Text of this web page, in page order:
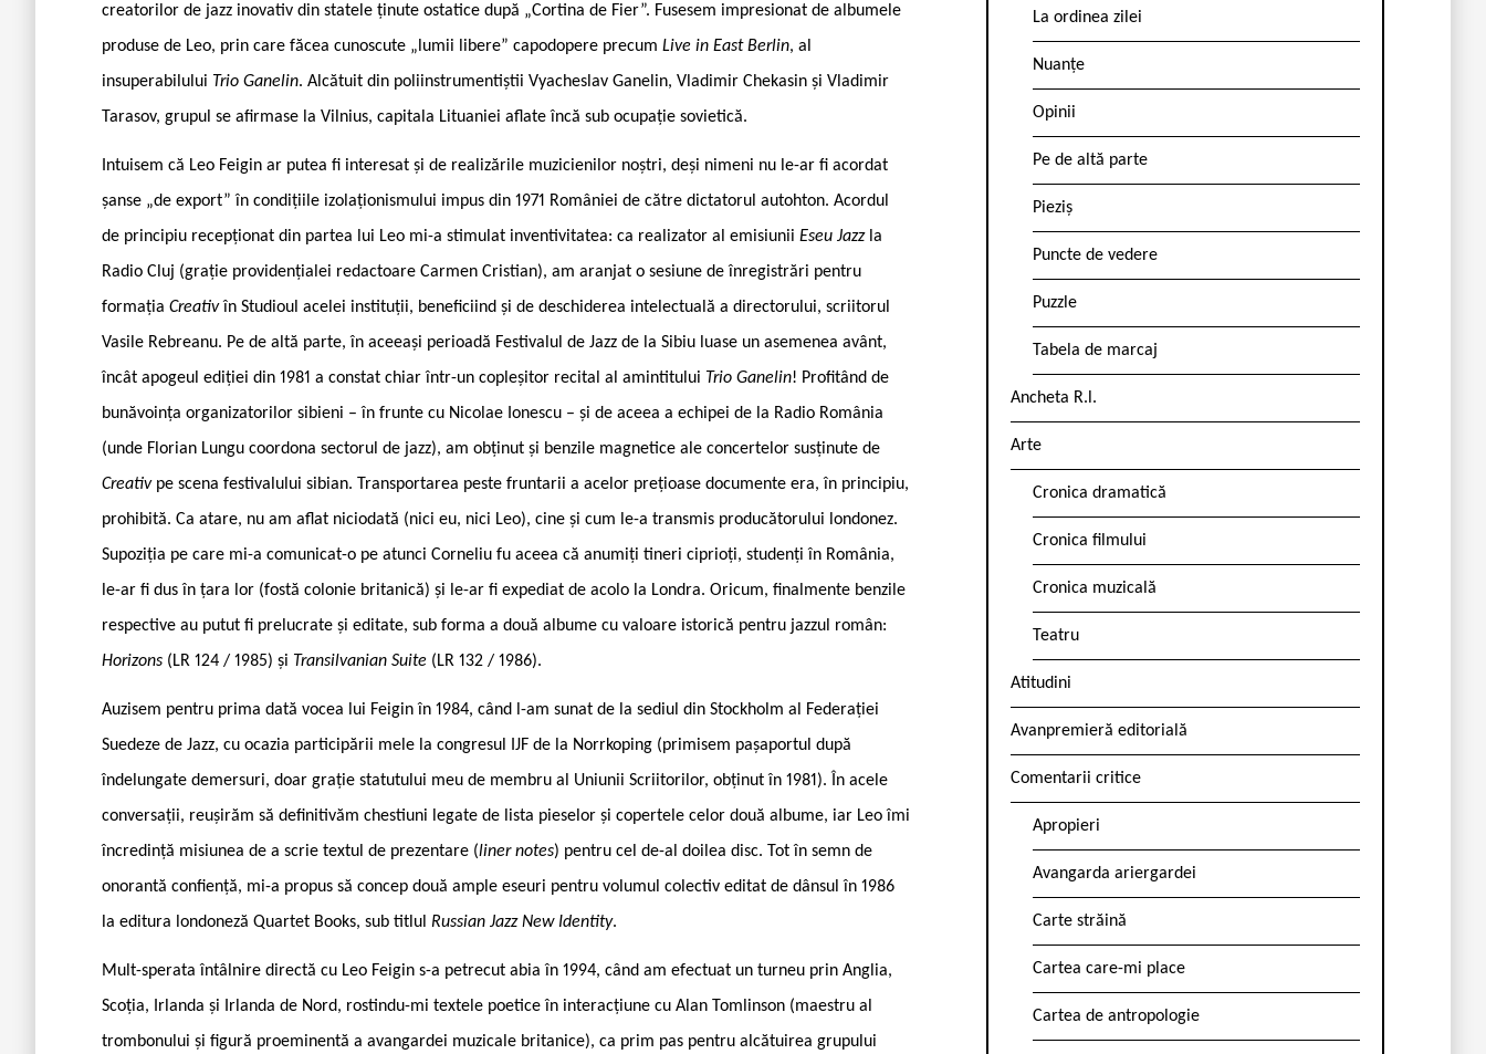
creatorilor de jazz inovativ din statele ținute ostatice după „Cortina de Fier”. Fusesem impresionat de albumele
produse de Leo, prin care făcea cunoscute „lumii libere” capodopere precum Live in East Berlin, al
insuperabilului Trio Ganelin. Alcătuit din poliinstrumentiștii Vyacheslav Ganelin, Vladimir Chekasin și Vladimir
Tarasov, grupul se afirmase la Vilnius, capitala Lituaniei aflate încă sub ocupație sovietică.
Intuisem că Leo Feigin ar putea fi interesat și de realizările muzicienilor noștri, deși nimeni nu le-ar fi acordat
șanse „de export” în condițiile izolaționismului impus din 1971 României de către dictatorul autohton. Acordul
de principiu recepționat din partea lui Leo mi-a stimulat inventivitatea: ca realizator al emisiunii Eseu Jazz la
Radio Cluj (grație providențialei redactoare Carmen Cristian), am aranjat o sesiune de înregistrări pentru
formația Creativîn Studioul acelei instituții, beneficiind și de deschiderea intelectuală a directorului, scriitorul
Vasile Rebreanu. Pe de altă parte, în aceeași perioadă Festivalul de Jazz de la Sibiu luase un asemenea avânt,
încât apogeul ediției din 1981 a constat chiar într-un copleșitor recital al amintitului Trio Ganelin! Profitând de
bunăvoința organizatorilor sibieni – în frunte cu Nicolae Ionescu – și de aceea a echipei de la Radio România
(unde Florian Lungu coordona sectorul de jazz), am obținut și benzile magnetice ale concertelor susținute de
Creativ pe scena festivalului sibian. Transportarea peste fruntarii a acelor prețioase documente era, în principiu,
prohibită. Ca atare, nu am aflat niciodată (nici eu, nici Leo), cine și cum le-a transmis producătorului londonez.
Supoziția pe care mi-a comunicat-o pe atunci Corneliu fu aceea că anumiți tineri ciprioți, studenți în România,
le-ar fi dus în țara lor (fostă colonie britanică) și le-ar fi expediat de acolo la Londra. Oricum, finalmente benzile
respective au putut fi prelucrate și editate, sub forma a două albume cu valoare istorică pentru jazzul român:
Horizons (LR 124 / 1985) și Transilvanian Suite (LR 132 / 1986).
Auzisem pentru prima dată vocea lui Feigin în 1984, când l-am sunat de la sediul din Stockholm al Federației
Suedeze de Jazz, cu ocazia participării mele la congresul IJF de la Norrkoping (primisem pașaportul după
îndelungate demersuri, doar grație statutului meu de membru al Uniunii Scriitorilor, obținut în 1981). În acele
conversații, reușirăm să definitivăm chestiuni legate de lista pieselor și copertele celor două albume, iar Leo îmi
încredință misiunea de a scrie textul de prezentare (liner notes) pentru cel de-al doilea disc. Tot în semn de
onorantă confiență, mi-a propus să concep două ample eseuri pentru volumul colectiv editat de dânsul în 1986
la editura londoneză Quartet Books, sub titlul Russian Jazz New Identity.
Mult-sperata întâlnire directă cu Leo Feigin s-a petrecut abia în 1994, când am efectuat un turneu prin Anglia,
Scoția, Irlanda și Irlanda de Nord, rostindu-mi textele poetice în interacțiune cu Alan Tomlinson (maestru al
trombonului și figură proeminentă a avangardei muzicale britanice), ca prim pas pentru alcătuirea grupului
La ordinea zilei
Nuanțe
Opinii
Pe de altă parte
Pieziș
Puncte de vedere
Puzzle
Tabela de marcaj
Ancheta R.l.
Arte
Cronica dramatică
Cronica filmului
Cronica muzicală
Teatru
Atitudini
Avanpremieră editorială
Comentarii critice
Apropieri
Avangarda ariergardei
Carte străină
Cartea care-mi place
Cartea de antropologie